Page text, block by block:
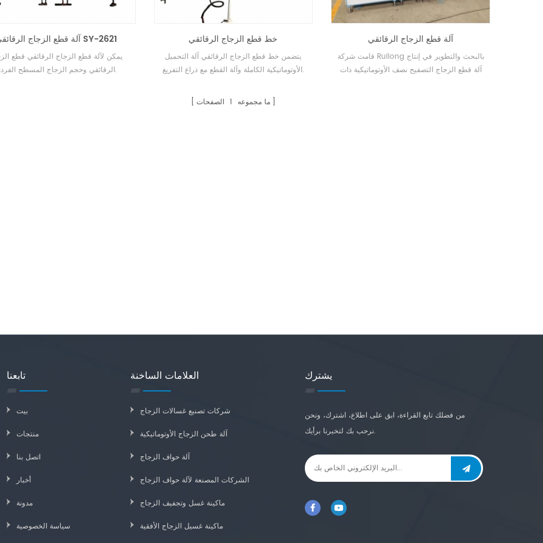
آلة قطع الزجاج الرقائقي SY-2621
يمكن لآلة قطع الزجاج الرقائقي قطع
الرقائقي وحجم الزجاج المسطح الفردي.
خط قطع الزجاج الرقائقي
يتضمن خط قطع الزجاج الرقائقي آلة التحميل
الأوتوماتيكية الكاملة وآلة القطع مع ذراع التفريغ.
آلة قطع الزجاج الرقائقي
قامت شركة Ruilong بالبحث والتطوير في إنتاج
آلة قطع الزجاج التصفيح نصف الأوتوماتيكية ذات
ما مجموعه 1 الصفحات
تابعنا
بيت
منتجات
اتصل بنا
أخبار
مدونة
سياسة الخصوصية
العلامات الساخنة
شركات تصنيع غسالات الزجاج
آلة طحن الزجاج الأوتوماتيكية
آلة حواف الزجاج
الشركات المصنعة لآلة حواف الزجاج
ماكينة غسل وتجفيف الزجاج
ماكينة غسيل الزجاج الأفقية
يشترك
من فضلك تابع القراءة، ابق على اطلاع، اشترك، ونحن
نرحب بك لتخبرنا برأيك.